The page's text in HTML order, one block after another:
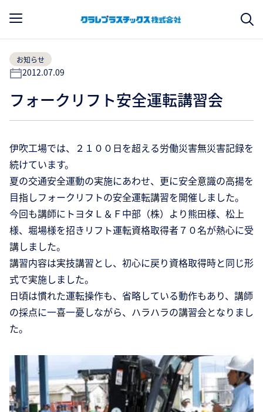
お知らせ
2012.07.09
フォークリフト安全運転講習会
伊吹工場では、２１００日を超える労働災害無災害記録を
続けています。
夏の交通安全運動の実施にあわせ、更に安全意識の高揚を
目指しフォークリフトの安全運転講習を開催しました。
今回も講師にトヨタＬ＆Ｆ中部（株）より熊田様、松上
様、堀場様を招きリフト運転資格取得者７０名が熱心に受
講しました。
講習内容は実技講習とし、初心に戻り資格取得時と同じ形
式で実施しました。
日頃は慣れた運転操作も、省略している動作もあり、講師
の採点に一喜一憂しながら、ハラハラの講習会となりまし
た。